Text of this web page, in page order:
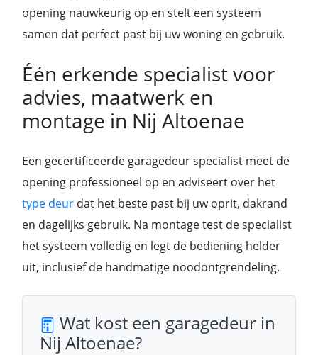
opening nauwkeurig op en stelt een systeem
samen dat perfect past bij uw woning en gebruik.
Één erkende specialist voor
advies, maatwerk en
montage in Nij Altoenae
Een gecertificeerde garagedeur specialist meet de
opening professioneel op en adviseert over het
type deur dat het beste past bij uw oprit, dakrand
en dagelijks gebruik. Na montage test de specialist
het systeem volledig en legt de bediening helder
uit, inclusief de handmatige noodontgrendeling.
Wat kost een garagedeur in
Nij Altoenae?